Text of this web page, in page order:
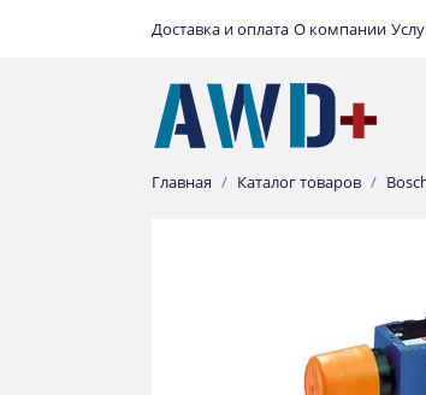
Доставка и оплата О компании
Главная Каталог товаров